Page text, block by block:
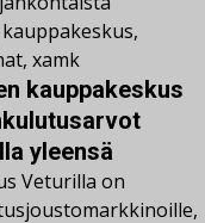
kauppakeskus,
, xamk
kauppakeskus
yleensä
Veturilla on